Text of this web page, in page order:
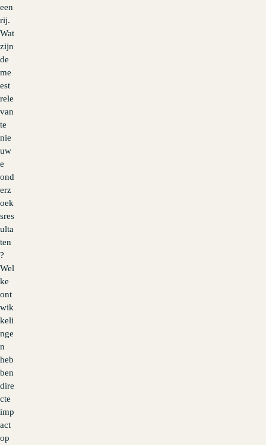
een
rij.
Wat
zijn
de
me
est
rele
van
te
nie
uw
e
ond
erz
oek
sres
ulta
ten
?
Wel
ke
ont
wik
keli
nge
n
heb
ben
dire
cte
imp
act
op